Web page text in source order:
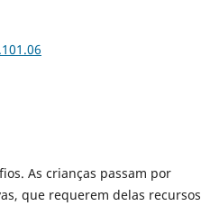
As crianças passam por
que requerem delas recursos